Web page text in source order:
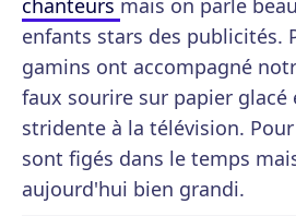
chanteurs mais on parle
enfants stars des publicités.
gamins ont accompagné
faux sourire sur papier glacé
stridente à la télévision.
sont figés dans le temps
aujourd'hui bien grandi.